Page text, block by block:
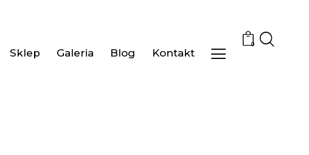
Sklep Galeria Blog Kontakt
0